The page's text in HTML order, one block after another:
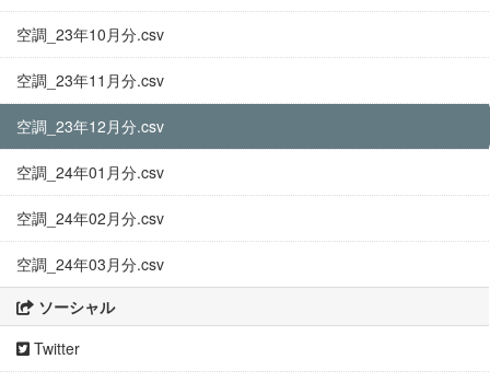
空調_23年10月分.csv
空調_23年11月分.csv
空調_23年12月分.csv
空調_24年01月分.csv
空調_24年02月分.csv
空調_24年03月分.csv
ソーシャル
Twitter